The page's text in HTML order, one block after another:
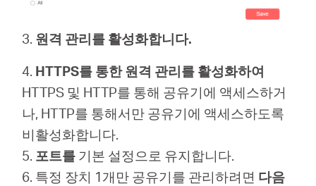
3. 원격 관리를 활성화합니다.
4. HTTPS를 통한 원격 관리를 활성화하여
HTTPS 및 HTTP를 통해 공유기에 액세스하거
나, HTTP를 통해서만 공유기에 액세스하도록
비활성화합니다.
5. 포트를 기본 설정으로 유지합니다.
6. 특정 장치 1개만 공유기를 관리하려면 다음